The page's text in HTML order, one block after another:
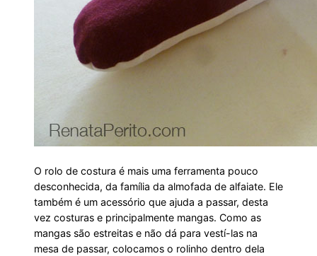
O rolo de costura é mais uma ferramenta pouco
desconhecida, da família da almofada de alfaiate. Ele
também é um acessório que ajuda a passar, desta
vez costuras e principalmente mangas. Como as
mangas são estreitas e não dá para vestí-las na
mesa de passar, colocamos o rolinho dentro dela